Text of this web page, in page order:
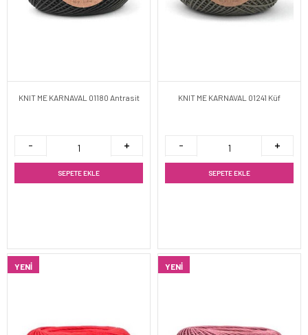
KNIT ME KARNAVAL 01180 Antrasit
SEPETE EKLE
KNIT ME KARNAVAL 01241 Küf
SEPETE EKLE
YENI YENI